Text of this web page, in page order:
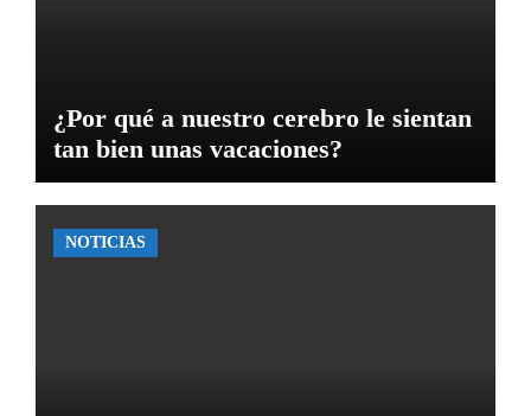
¿Por qué a nuestro cerebro le sientan
tan bien unas vacaciones?
NOTICIAS